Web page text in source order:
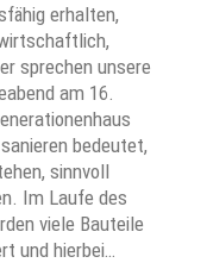
erhalten,
sprechen unsere
am 16.
bedeutet,
sinnvoll
Im Laufe des
viele Bauteile
und hierbei…